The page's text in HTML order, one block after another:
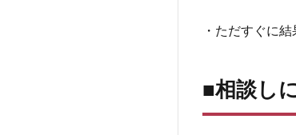
■相
に
来
る
・ただすぐに
■相談し